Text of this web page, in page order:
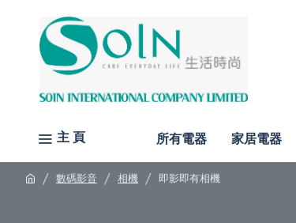
主 頁 所有電器 家居電器
數碼影音 相機 即影即有相機